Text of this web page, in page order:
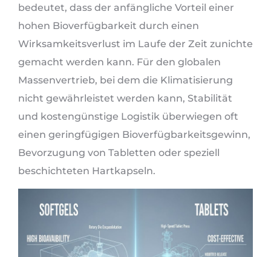
bedeutet, dass der anfängliche Vorteil einer
hohen Bioverfügbarkeit durch einen
Wirksamkeitsverlust im Laufe der Zeit zunichte
gemacht werden kann. Für den globalen
Massenvertrieb, bei dem die Klimatisierung
nicht gewährleistet werden kann, Stabilität
und kostengünstige Logistik überwiegen oft
einen geringfügigen Bioverfügbarkeitsgewinn,
Bevorzugung von Tabletten oder speziell
beschichteten Hartkapseln.